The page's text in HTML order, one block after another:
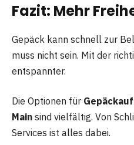
Fazit: Mehr
Gepäck kann schnell zur
muss nicht sein. Mit der
entspannter.
Die Optionen für
Main sind vielfältig. Von
Services ist alles dabei.